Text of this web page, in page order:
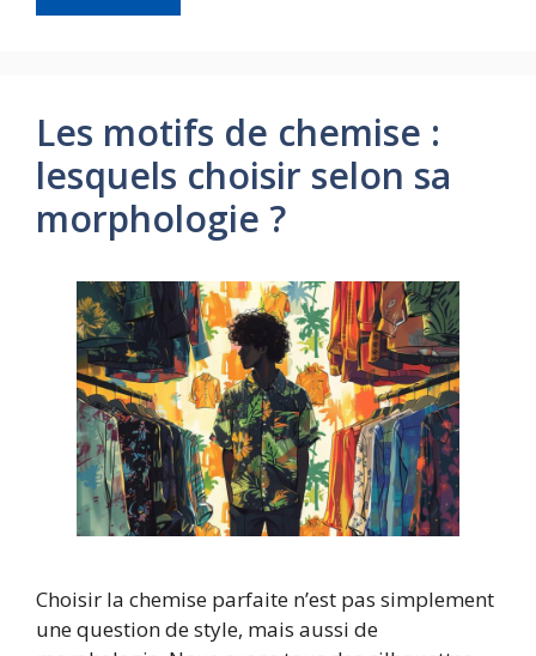
Les motifs de chemise :
lesquels choisir selon sa
morphologie ?
Choisir la chemise parfaite n’est pas simplement
une question de style, mais aussi de